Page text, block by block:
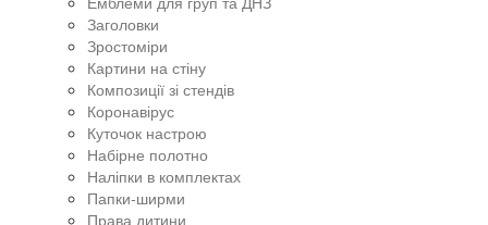
Заголовки
Зростоміри
Картини на стіну
Композиції зі стендів
Коронавірус
Куточок настрою
Набірне полотно
Наліпки в комплектах
Папки-ширми
Права дитини